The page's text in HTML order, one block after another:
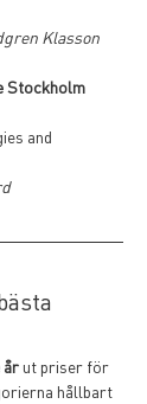
Klasson
Stockholm
and
år ut priser för
hållbart